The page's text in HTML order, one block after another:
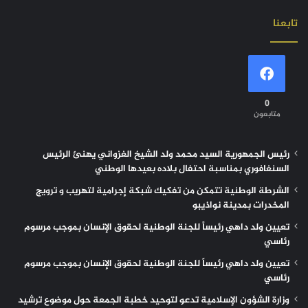
تابعنا
0
متابعون
رئيس الجمهورية السيد محمد ولد الشيخ الغزواني يهنئ الرئيس
السنغافوري بمناسبة احتفال بلاده بعيدها الوطني
الشرطة الوطنية تتمكن من تفكيك شبكة إجرامية لتهريب و ترويج
المخدرات بمدينة نواذيبو
تعيين ولد داهي رئيساً للجنة الوطنية لحقوق الإنسان بموجب مرسوم
رئاسي
تعيين ولد داهي رئيساً للجنة الوطنية لحقوق الإنسان بموجب مرسوم
رئاسي
وزارة الشؤون الإسلامية تدعو لتوحيد خطبة الجمعة حول موضوع ترشيد